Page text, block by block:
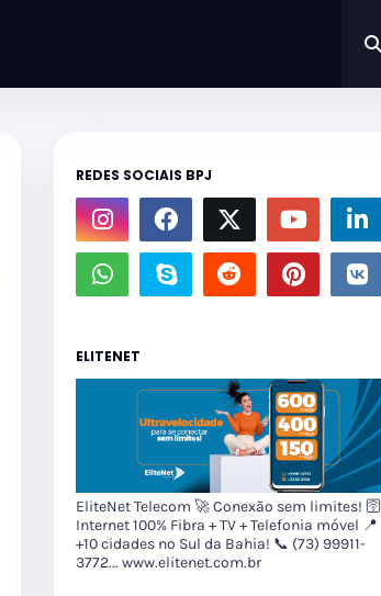
REDES SOCIAIS BPJ
ELITENET
EliteNet Telecom 🚀 Conexão sem limites! 🛜
Internet 100% Fibra + TV + Telefonia móvel 📍
+10 cidades no Sul da Bahia! 📞 (73) 99911-
3772... www.elitenet.com.br